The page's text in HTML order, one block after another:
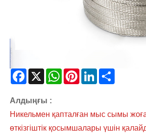
Facebook
X WhatsAppPinterestLinkedIn
Алдыңғы :
Никельмен қапталған мыс сымы
өткізгіштік қосымшалары үшін